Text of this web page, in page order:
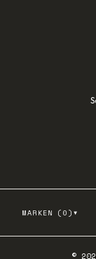
MARKEN ( 0 ) ▾
©